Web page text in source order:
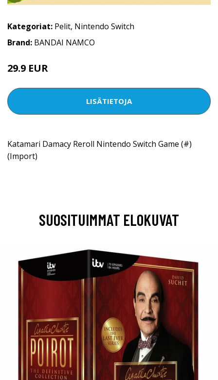
Kategoriat: Pelit, Nintendo Switch
Brand: BANDAI NAMCO
29.9 EUR
LISÄTIETOJA
Katamari Damacy Reroll Nintendo Switch Game (#)
(Import)
SUOSITUIMMAT ELOKUVAT